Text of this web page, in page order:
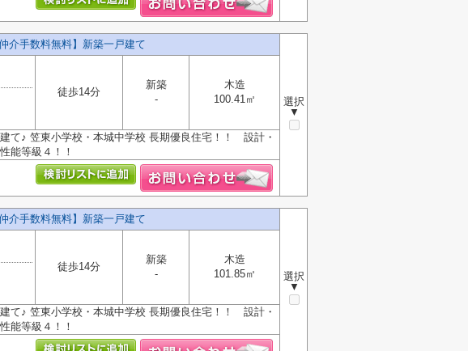
介手数料無料】新築一戸建て
選択
▼
徒歩14分
新築
-
木造
100.41㎡
♪ 笠東小学校・本城中学校 長期優良住宅！！ 設計・
能等級４！！
介手数料無料】新築一戸建て
選択
▼
徒歩14分
新築
-
木造
101.85㎡
♪ 笠東小学校・本城中学校 長期優良住宅！！ 設計・
能等級４！！